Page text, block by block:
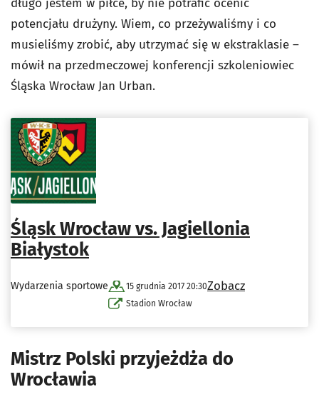
długo jestem w piłce, by nie potrafić ocenić
potencjału drużyny. Wiem, co przeżywaliśmy i co
musieliśmy zrobić, aby utrzymać się w ekstraklasie –
mówił na przedmeczowej konferencji szkoleniowiec
Śląska Wrocław Jan Urban.
Śląsk Wrocław vs. Jagiellonia
Białystok
Wydarzenia sportowe
15 grudnia 2017 20:30
Stadion Wrocław
Zobacz
Mistrz Polski przyjeżdża do
Wrocławia